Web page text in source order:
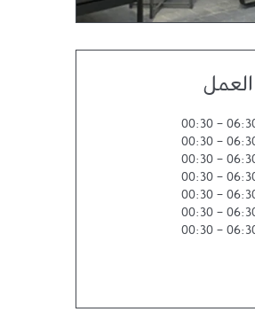
-
00:30
-
00:30
-
00:30
-
00:30
-
00:30
-
00:30
-
00:30